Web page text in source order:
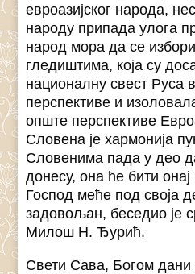
евроазијског народа,
народу припада улога
народ мора да се
гледиштима, која су
националну свест Руса
перспективе и
опште перспективе
Словена је хармонија
Словенима пада у део
донесу, она ће бити
Господ меће под своја
задовољан, беседио је
Милош Н. Ђурић.
Свети Сава, Богом дани